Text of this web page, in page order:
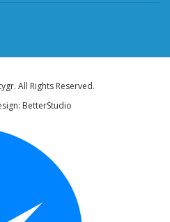
All Rights Reserved.
BetterStudio